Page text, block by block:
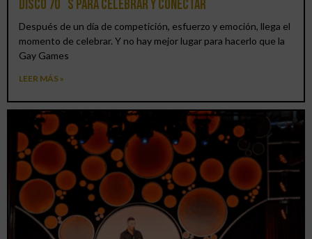
DISCO 70´S para celebrar y conectar
Después de un día de competición, esfuerzo y emoción, llega el
momento de celebrar. Y no hay mejor lugar para hacerlo que la
Gay Games
LEER MÁS »